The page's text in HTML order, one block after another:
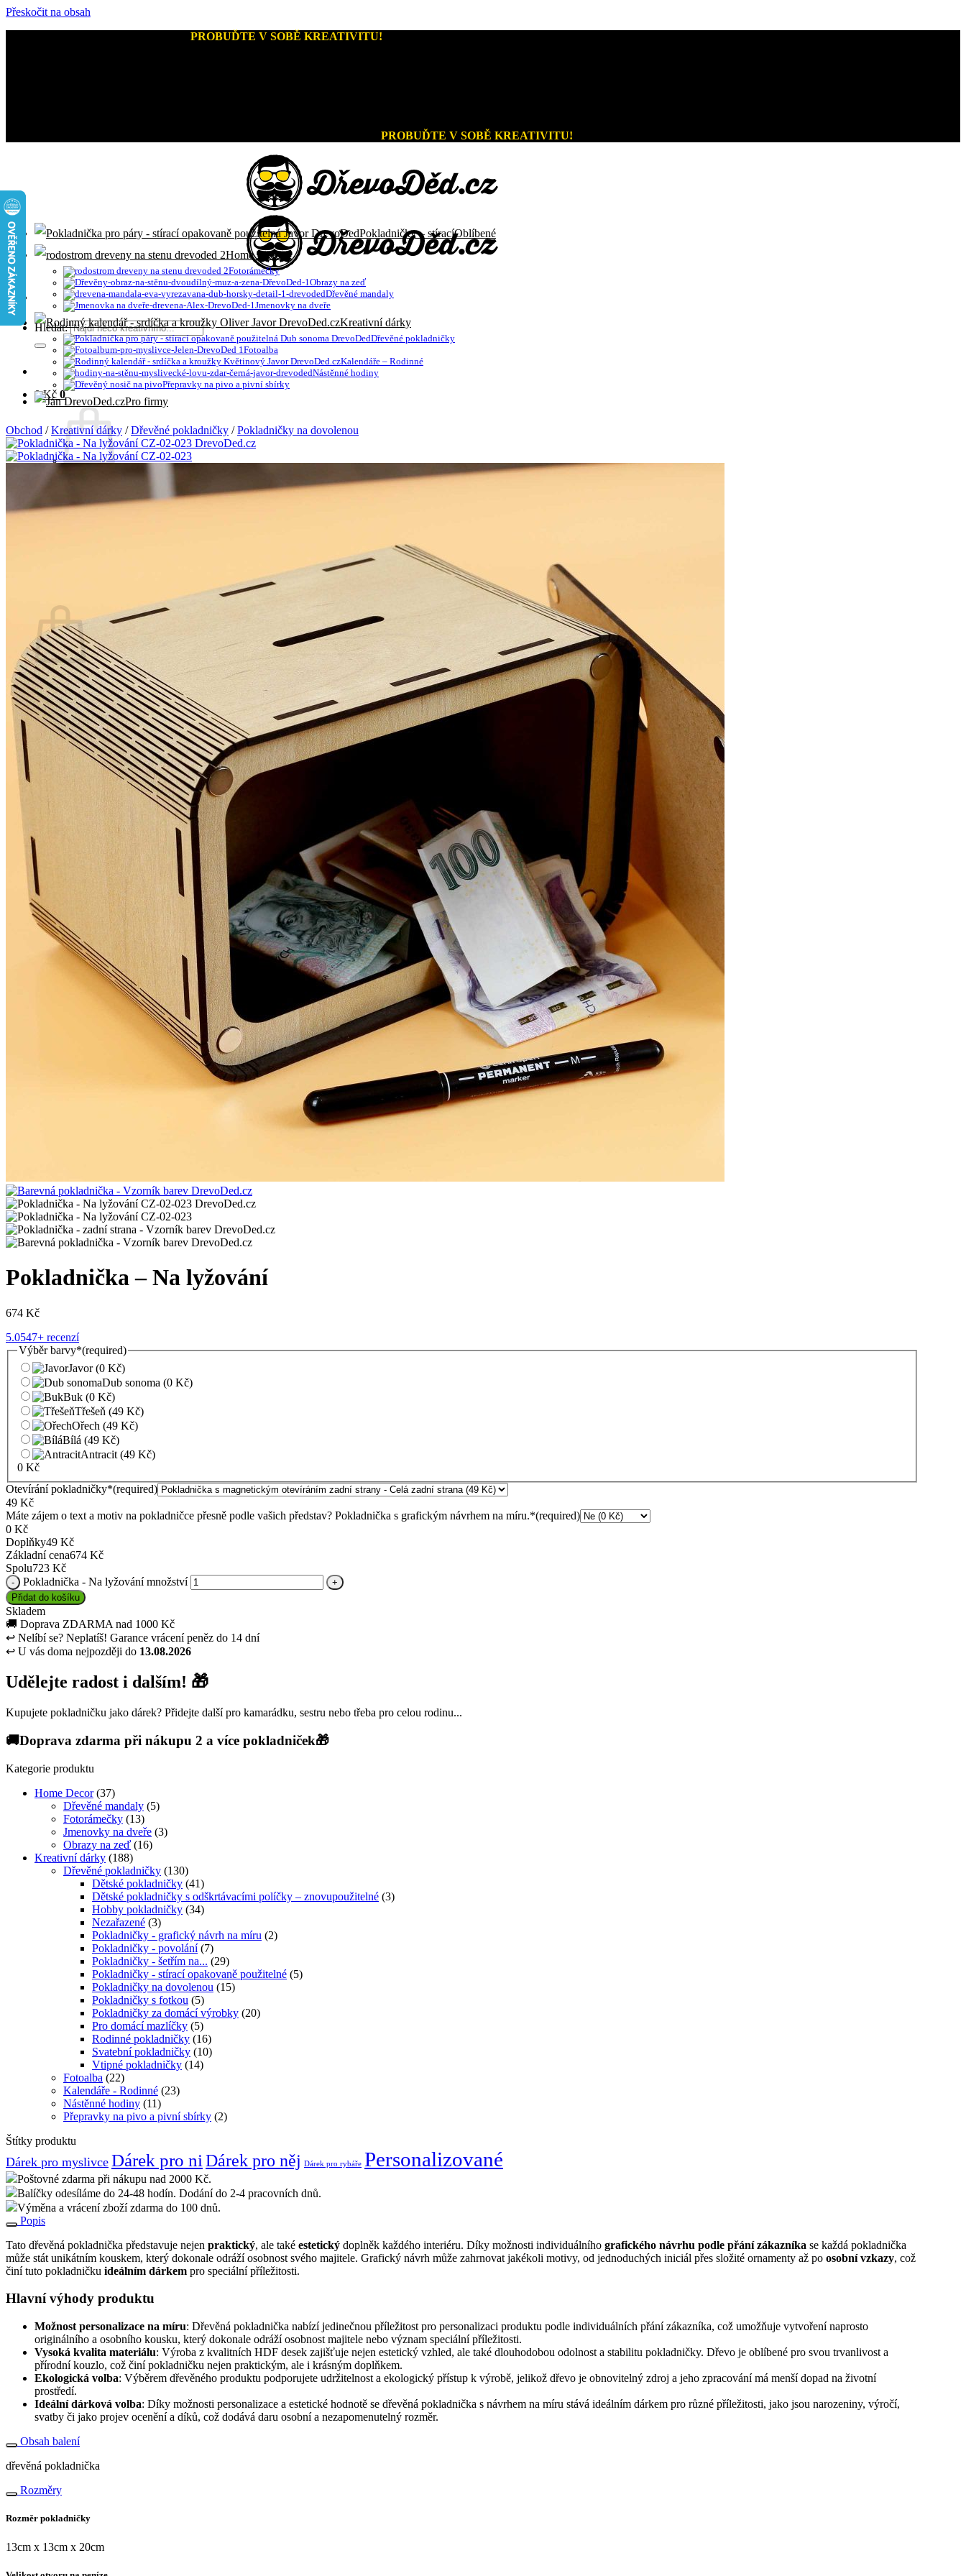
Přeskočit na obsah
PROBUĎTE V SOBĚ KREATIVITU!
PROBUĎTE V SOBĚ KREATIVITU!
Hledat:
0Kč 0
Zpět do obchodu
Žádné produkty v košíku.
Zpět do obchodu
Pokladničky – stírací
Home Decor
Fotorámečky
Obrazy na zeď
Dřevěné mandaly
Jmenovky na dveře
Kreativní dárky
Dřevěné pokladničky
Fotoalba
Kalendáře – Rodinné
Nástěnné hodiny
Přepravky na pivo a pivní sbírky
Pro firmy
Obchod / Kreativní dárky / Dřevěné pokladničky / Pokladničky na dovolenou
Pokladnička – Na lyžování
674 Kč
5.0547+ recenzí
Výběr barvy*(required)
Javor(0 Kč)
Dub sonoma (0 Kč)
Buk (0 Kč)
Třešeň (49 Kč)
Ořech (49 Kč)
Bílá (49 Kč)
Antracit(49 Kč)
0 Kč
Otevírání pokladničky*(required)
49 Kč
Máte zájem o text a motiv na pokladničce přesně podle vašich představ? Pokladnička s grafickým návrhem na míru.*(required)
0 Kč
Doplňky49 Kč
Základní cena674 Kč
Spolu723 Kč
Pokladnička - Na lyžování množství
Přidat do košíku
Skladem
🚚 Doprava ZDARMA nad 1000 Kč
↩ Nelíbí se? Neplatíš! Garance vrácení peněz do 14 dní
↩ U vás doma nejpozději do 13.08.2026
Udělejte radost i dalším! 🎁
Kupujete pokladničku jako dárek? Přidejte další pro kamarádku, sestru nebo třeba pro celou rodinu...
🚚Doprava zdarma při nákupu 2 a více pokladniček🎁
Kategorie produktu
Home Decor (37)
Dřevěné mandaly (5)
Fotorámečky (13)
Jmenovky na dveře (3)
Obrazy na zeď (16)
Kreativní dárky (188)
Dřevěné pokladničky (130)
Dětské pokladničky (41)
Dětské pokladničky s odškrtávacími políčky – znovupoužitelné (3)
Hobby pokladničky (34)
Nezařazené (3)
Pokladničky - grafický návrh na míru (2)
Pokladničky - povolání (7)
Pokladničky - šetřím na... (29)
Pokladničky - stírací opakovaně použitelné (5)
Pokladničky na dovolenou (15)
Pokladničky s fotkou (5)
Pokladničky za domácí výrobky (20)
Pro domácí mazlíčky (5)
Rodinné pokladničky (16)
Svatební pokladničky (10)
Vtipné pokladničky (14)
Fotoalba (22)
Kalendáře - Rodinné (23)
Nástěnné hodiny (11)
Přepravky na pivo a pivní sbírky (2)
Štítky produktu
Dárek pro myslivce Dárek pro ni Dárek pro něj Dárek pro rybáře Personalizované
Poštovné zdarma při nákupu nad 2000 Kč.
Balíčky odesíláme do 24-48 hodín. Dodání do 2-4 pracovních dnů.
Výměna a vrácení zboží zdarma do 100 dnů.
Popis
Tato dřevěná pokladnička představuje nejen praktický, ale také estetický doplněk každého interiéru. Díky možnosti individuálního grafického návrhu podle přání zákazníka se každá pokladnička
může stát unikátním kouskem, který dokonale odráží osobnost svého majitele. Grafický návrh může zahrnovat jakékoli motivy, od jednoduchých iniciál přes složité ornamenty až po osobní vzkazy, což
činí tuto pokladničku ideálním dárkem pro speciální příležitosti.
Hlavní výhody produktu
Možnost personalizace na míru: Dřevěná pokladnička nabízí jedinečnou příležitost pro personalizaci produktu podle individuálních přání zákazníka, což umožňuje vytvoření naprosto
originálního a osobního kousku, který dokonale odráží osobnost majitele nebo význam speciální příležitosti.
Vysoká kvalita materiálu: Výroba z kvalitních HDF desek zajišťuje nejen estetický vzhled, ale také dlouhodobou odolnost a stabilitu pokladničky. Dřevo je oblíbené pro svou trvanlivost a
přírodní kouzlo, což činí pokladničku nejen praktickým, ale i krásným doplňkem.
Ekologická volba: Výběrem dřevěného produktu podporujete udržitelnost a ekologický přístup k výrobě, jelikož dřevo je obnovitelný zdroj a jeho zpracování má menší dopad na životní
prostředí.
Ideální dárková volba: Díky možnosti personalizace a estetické hodnotě se dřevěná pokladnička s návrhem na míru stává ideálním dárkem pro různé příležitosti, jako jsou narozeniny, výročí,
svatby či jako projev ocenění a díků, což dodává daru osobní a nezapomenutelný rozměr.
Obsah balení
dřevěná pokladnička
Rozměry
Rozměr pokladničky
13cm x 13cm x 20cm